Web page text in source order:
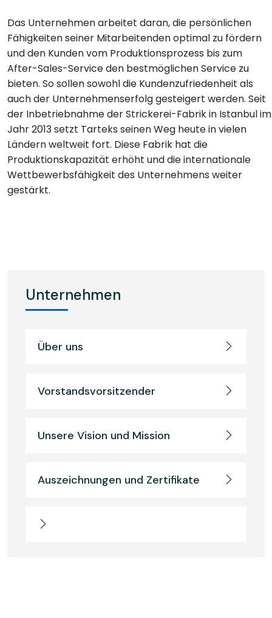
Das Unternehmen arbeitet daran, die persönlichen
Fähigkeiten seiner Mitarbeitenden optimal zu fördern
und den Kunden vom Produktionsprozess bis zum
After-Sales-Service den bestmöglichen Service zu
bieten. So sollen sowohl die Kundenzufriedenheit als
auch der Unternehmenserfolg gesteigert werden. Seit
der Inbetriebnahme der Strickerei-Fabrik in Istanbul im
Jahr 2013 setzt Tarteks seinen Weg heute in vielen
Ländern weltweit fort. Diese Fabrik hat die
Produktionskapazität erhöht und die internationale
Wettbewerbsfähigkeit des Unternehmens weiter
gestärkt.
Unternehmen
Über uns
Vorstandsvorsitzender
Unsere Vision und Mission
Auszeichnungen und Zertifikate